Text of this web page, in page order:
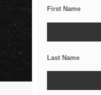
First Name
Last Name
Los Wearables y
© Circulo Marketing